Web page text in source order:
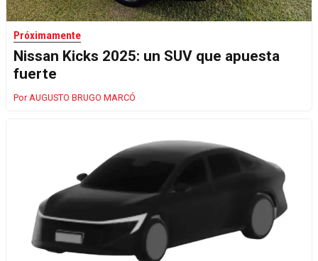
Próximamente
Nissan Kicks 2025: un SUV que apuesta
fuerte
AUGUSTO BRUGO MARCÓ